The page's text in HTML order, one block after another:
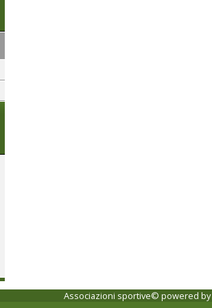
Associazioni sportive© powered by